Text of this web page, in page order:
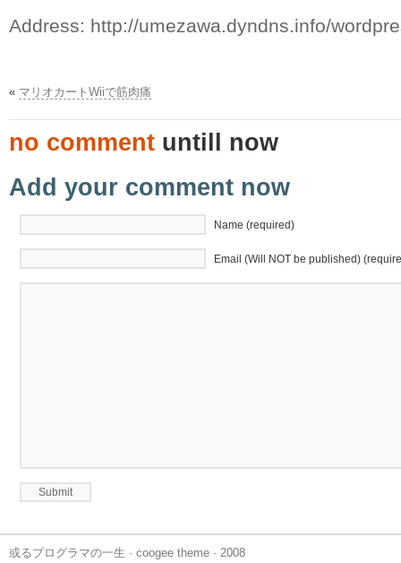
Address: http://umezawa.dyndns.info/
« マリオカートWiiで筋肉痛
no comment untill now
Add your comment now
Name (required)
Email (Will NOT be published)
或るプログラマの一生 · coogee theme · 2008